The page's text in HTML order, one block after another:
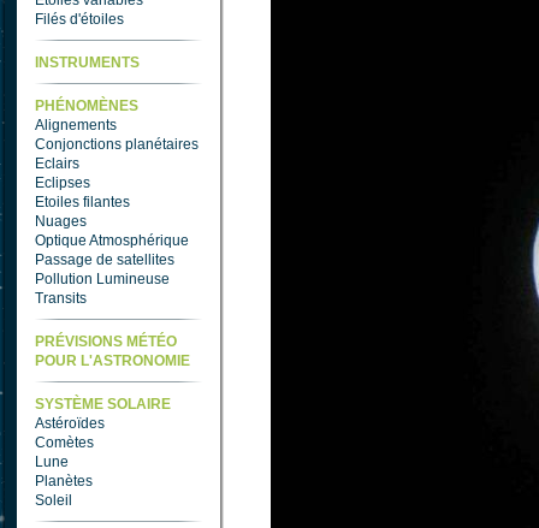
Filés d'étoiles
INSTRUMENTS
PHÉNOMÈNES
Alignements
Conjonctions planétaires
Eclairs
Eclipses
Etoiles filantes
Nuages
Optique Atmosphérique
Passage de satellites
Pollution Lumineuse
Transits
PRÉVISIONS MÉTÉO
POUR L'ASTRONOMIE
SYSTÈME SOLAIRE
Astéroïdes
Comètes
Lune
Planètes
Soleil